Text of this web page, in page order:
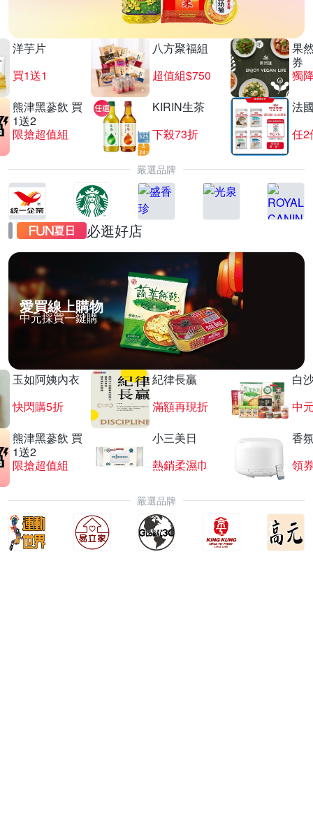
洋芋片
買1送1
八方聚福組
超值組$750
果
券
獨
熊津黑蔘飲 買
1送2
限搶超值組
KIRIN生茶
下殺73折
法
任2
嚴選品牌
必逛好店
愛買線上購物
中元採買一鍵購
玉如阿姨內衣
快閃購5折
紀律長贏
滿額再現折
白
中
熊津黑蔘飲 買
1送2
限搶超值組
小三美日
熱銷柔濕巾
香
領
嚴選品牌